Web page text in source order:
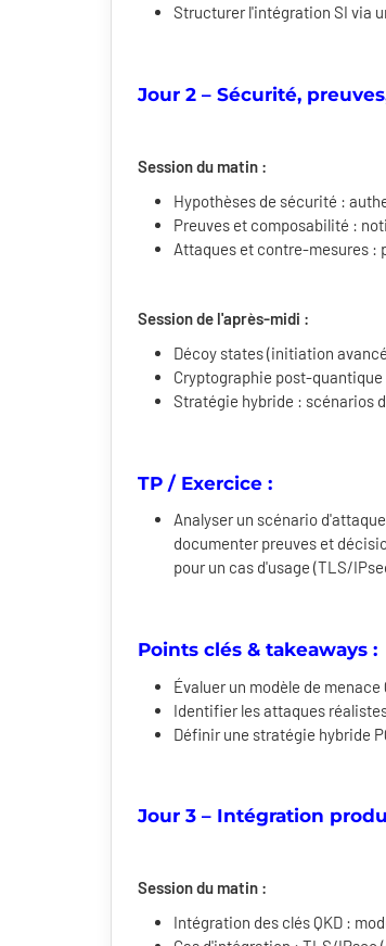
Structurer l'intégration SI via
Jour 2 – Sécurité,
Session du matin :
Hypothèses de sécurité :
Preuves et composabilité :
Attaques et contre-mesures :
Session de l'après-midi :
Décoy states (initiation
Cryptographie post-
Stratégie hybride : scénarios
TP / Exercice :
Analyser un scénario
documenter preuves et
pour un cas d'usage (TLS/
Points clés & takeaways :
Évaluer un modèle de
Identifier les attaques
Définir une stratégie hybride
Jour 3 – Intégration
Session du matin :
Intégration des clés QKD :